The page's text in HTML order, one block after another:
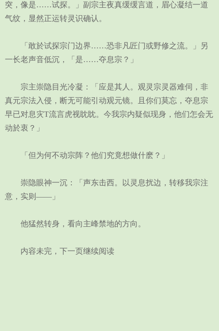
突，像是……试探。」副宗主夜真缓缓言道，眉心凝结一道
气纹，显然正运转灵识确认。
「敢於试探宗门边界……恐非凡匠门或野修之流。」另
一长老声音低沉，「是……夺息宗？」
宗主崇隐目光冷凝：「应是其人。观灵宗灵器难伺，非
真元宗法入侵，断无可能引动观元镜。且你们莫忘，夺息宗
早已对息灾T流言虎视眈眈。今我宗内疑似现身，他们怎会无
动於衷？」
「但为何不动宗阵？他们究竟想做什麽？」
崇隐眼神一沉：「声东击西。以灵息扰边，转移我宗注
意，实则——」
他猛然转身，看向主峰禁地的方向。
内容未完，下一页继续阅读